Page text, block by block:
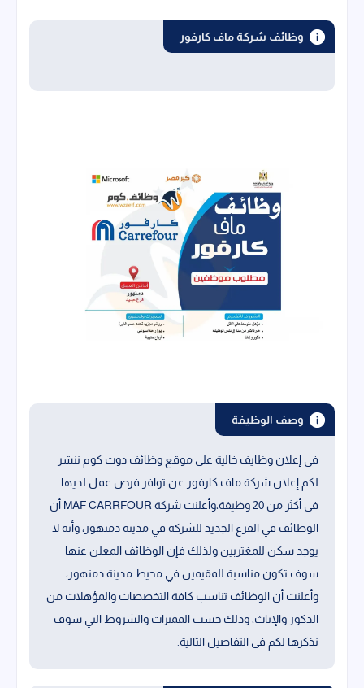
وظائف شركة ماف كارفور
وصف الوظيفة
في إعلان وظايف خالية على موقع وظائف دوت كوم ننشر
لكم إعلان شركة ماف كارفور عن توافر فرص عمل لديها
فى أكثر من 20 وظيفة،وأعلنت شركة MAF CARRFOUR أن
الوظائف في الفرع الجديد للشركة في مدينة دمنهور، وأنه لا
يوجد سكن للمغتربين ولذلك فإن الوظائف المعلن عنها
سوف تكون مناسبة للمقيمين في محيط مدينة دمنهور،
وأعلنت أن الوظائف تناسب كافة التخصصات والمؤهلات من
الذكور والإناث، وذلك حسب المميزات والشروط التي سوف
نذكرها لكم فى التفاصيل التالية.